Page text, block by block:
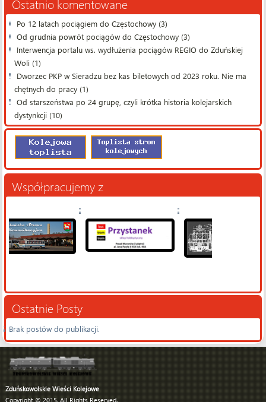
Ostatnio komentowane
Po 12 latach pociągiem do Częstochowy (3)
Od grudnia powrót pociągów do Częstochowy (3)
Interwencja portalu ws. wydłużenia pociągów REGIO do Zduńskiej
Woli (1)
Dworzec PKP w Sieradzu bez kas biletowych od 2023 roku. Nie ma
chętnych do pracy (1)
Od starszeństwa po 24 grupę, czyli krótka historia kolejarskich
dystynkcji (10)
Współpracujemy z
Ostatnie Posty
Brak postów do publikacji.
Zduńskowolskie Wieści Kolejowe
Copyright © 2015. All Rights Reserved.